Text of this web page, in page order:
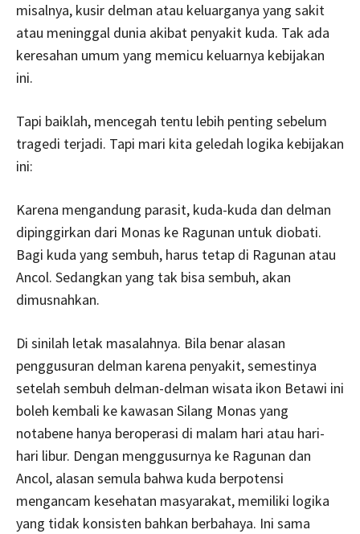
misalnya, kusir delman atau keluarganya yang sakit
atau meninggal dunia akibat penyakit kuda. Tak ada
keresahan umum yang memicu keluarnya kebijakan
ini.
Tapi baiklah, mencegah tentu lebih penting sebelum
tragedi terjadi. Tapi mari kita geledah logika kebijakan
ini:
Karena mengandung parasit, kuda-kuda dan delman
dipinggirkan dari Monas ke Ragunan untuk diobati.
Bagi kuda yang sembuh, harus tetap di Ragunan atau
Ancol. Sedangkan yang tak bisa sembuh, akan
dimusnahkan.
Di sinilah letak masalahnya. Bila benar alasan
penggusuran delman karena penyakit, semestinya
setelah sembuh delman-delman wisata ikon Betawi ini
boleh kembali ke kawasan Silang Monas yang
notabene hanya beroperasi di malam hari atau hari-
hari libur. Dengan menggusurnya ke Ragunan dan
Ancol, alasan semula bahwa kuda berpotensi
mengancam kesehatan masyarakat, memiliki logika
yang tidak konsisten bahkan berbahaya. Ini sama